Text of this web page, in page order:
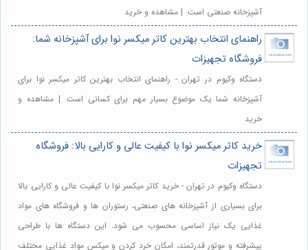
آشپزخانه صنعتی است. | مشاهده و خرید
راهنمای انتخاب بهترین کاتر میکسر نوا برای آشپزخانه شما:
فروشگاه تجهیزات
دستگاه وکیوم در تهران - راهنمای انتخاب بهترین کاتر میکسر نوا برای
آشپزخانه شما یک موضوع بسیار مهم برای کسانی است. | مشاهده و
خرید
خرید کاتر میکسر نوا با کیفیت عالی و کارایی بالا: فروشگاه
تجهیزات
دستگاه وکیوم در تهران - خرید کاتر میکسر نوا با کیفیت عالی و کارایی بالا
برای بسیاری از آشپزخانه های صنعتی، رستوران ها و فروشگاه های مواد
غذایی یک نیاز اساسی محسوب می شود. این دستگاه ها با طراحی
پیشرفته و موتور قدرتمند، امکان خرد کردن و میکس مواد غذایی مختلف